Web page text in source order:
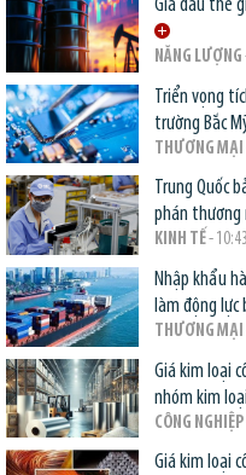
Giá dầu thế
NĂNG LƯỢNG
Triển vọng
trường Bắc
THƯƠNG MẠI
Trung Quốc
phán thương
KINH TẾ-
Nhập khẩu
làm động lực
THƯƠNG MẠI
Giá kim loại
nhóm kim loại
CÔNG NGHIỆP
Giá kim loại